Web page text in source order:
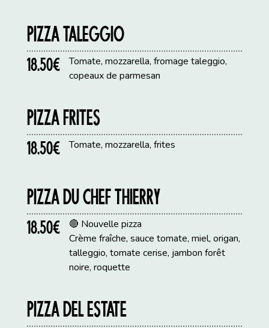
PIZZA TALEGGIO
18.50€
Tomate, mozzarella, fromage taleggio,
copeaux de parmesan
PIZZA FRITES
18.50€ Tomate, mozzarella, frites
PIZZA DU CHEF THIERRY
18.50€
🔴 Nouvelle pizza
Crème fraîche, sauce tomate, miel, origan,
talleggio, tomate cerise, jambon forêt
noire, roquette
PIZZA DEL ESTATE